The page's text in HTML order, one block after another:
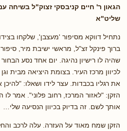
הגאון ר' חיים קניבסקי זצוק"ל בשיחה
שליט"א
נתחיל דווקא מסיפור 'מעצבן', שלקחו
ברוך פינקל זצ"ל, מראשי ישיבת מיר,
שהיה לו רישיון נהיגה. יום אחד נסע
לכיוון מרכז העיר. בצומת היציאה מבית
את רגליו בכבדות. עצר לידו ושאלו:
הזקן: "לאזור המרכז, רחוב פלוני". אמר לו
אותך לשם. זה בדיוק בכיוון הנסיעה שלי…
הזקן שמח מאוד על העזרה. עלה לרכב